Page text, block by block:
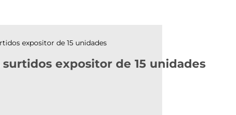
expositor de 15 unidades
expositor de 15 unidades